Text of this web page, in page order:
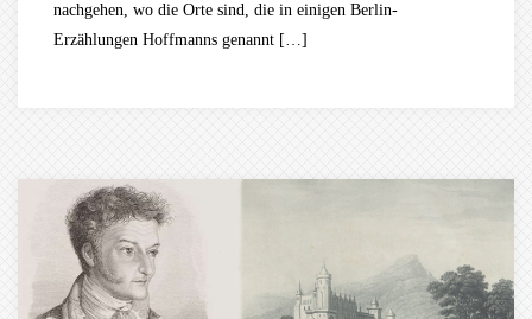
nachgehen, wo die Orte sind, die in einigen Berlin-
Erzählungen Hoffmanns genannt […]